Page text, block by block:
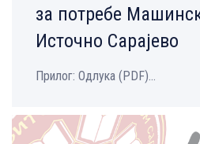
за потребе
Источно Сарајево
Прилог: Одлука (PDF)...